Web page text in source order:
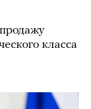
класса